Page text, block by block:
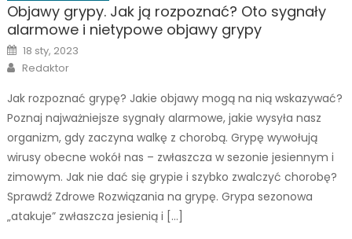
Objawy grypy. Jak ją rozpoznać? Oto sygnały
alarmowe i nietypowe objawy grypy
Posted
on
18 sty, 2023
Author
Redaktor
Jak rozpoznać grypę? Jakie objawy mogą na nią wskazywać?
Poznaj najważniejsze sygnały alarmowe, jakie wysyła nasz
organizm, gdy zaczyna walkę z chorobą. Grypę wywołują
wirusy obecne wokół nas – zwłaszcza w sezonie jesiennym i
zimowym. Jak nie dać się grypie i szybko zwalczyć chorobę?
Sprawdź Zdrowe Rozwiązania na grypę. Grypa sezonowa
„atakuje” zwłaszcza jesienią i […]